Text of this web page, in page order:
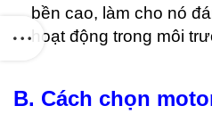
bền cao, làm cho nó
hoạt động trong môi
B. Cách chọn